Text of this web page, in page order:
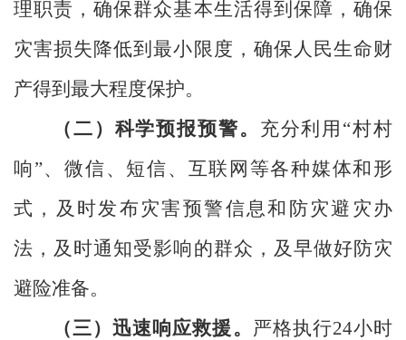
理职责，确保群众基本生活得到保障，确保
灾害损失降低到最小限度，确保人民生命财
产得到最大程度保护。
（二）科学预报预警。 充分利用“村村
响”、微信、短信、互联网等各种媒体和形
式，及时发布灾害预警信息和防灾避灾办
法，及时通知受影响的群众，及早做好防灾
避险准备。
（三）迅速响应救援。
严格执行24小时